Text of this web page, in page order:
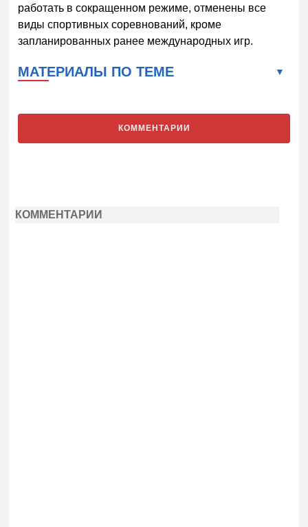
работать в сокращенном режиме, отменены все
виды спортивных соревнований, кроме
запланированных ранее международных игр.
МАТЕРИАЛЫ ПО ТЕМЕ
КОММЕНТАРИИ
КОММЕНТАРИИ